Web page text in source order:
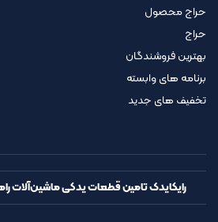
حراج محصول
حراج
بهترین فروشندگان
برنامه های وابسته
تخفیف های جدید
رایکایدک تامین قطعات یدکی ماشین‌آلات